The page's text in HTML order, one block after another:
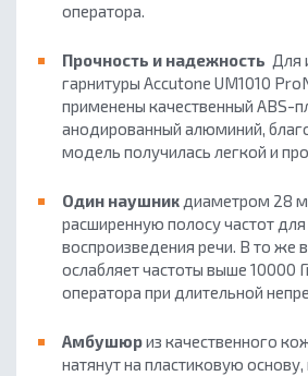
оператора.
Прочность и надежность Для
гарнитуры Accutone UM1010
применены качественный ABS-
анодированный алюминий,
модель получилась легкой и
Один наушник диаметром 28
расширенную полосу частот для
воспроизведения речи. В то же
ослабляет частоты выше 10000
оператора при длительной
Амбушюриз качественного
натянут на пластиковую основу,